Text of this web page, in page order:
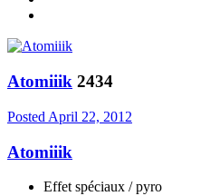
Atomiiik 2434
Posted April 22, 2012
Atomiiik
Effet spéciaux / pyro